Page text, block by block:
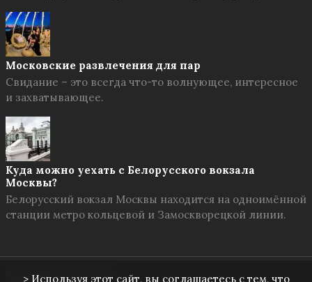
Московские развлечения для пар
Свидание – это всегда что-то волнующее, интересное
и захватывающее.
Куда можно уехать с Белорусского вокзала
Москвы?
Белорусский вокзал Москвы находится на одноимённой
станции метро кольцевой и Замоскворецкой линии.
Твоя Москва © 2026
> Используя этот сайт, вы соглашаетесь с тем, что